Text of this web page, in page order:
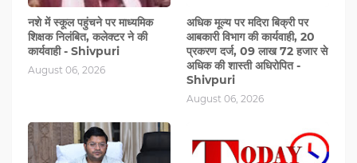
नशे में स्‍कूल पहुंचने पर माध्यमिक
शिक्षक निलंबित, कलेक्टर ने की
कार्यवाही - Shivpuri
August 06, 2026
अधिक मूल्य पर मदिरा बिक्री पर
आबकारी विभाग की कार्यवाही, 20
प्रकरण दर्ज, 09 लाख 72 हजार से
अधिक की शास्ती अधिरोपित -
Shivpuri
August 06, 2026